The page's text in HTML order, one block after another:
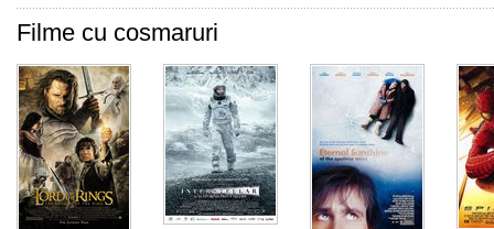
Filme cu cosmaruri